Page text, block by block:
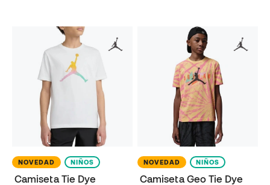
NOVEDAD NIÑOS
Camiseta Tie Dye
NOVEDAD NIÑOS
Camiseta Geo Tie Dye